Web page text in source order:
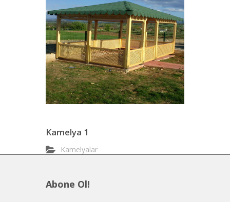
Kamelya 1
Kamelyalar
Abone Ol!